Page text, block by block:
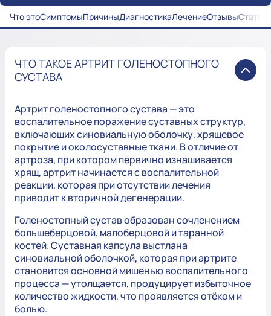
Что этоСимптомыПричиныДиагностикаЛечениеОтзывыСтатьи
ЧТО ТАКОЕ АРТРИТ ГОЛЕНОСТОПНОГО
СУСТАВА
Артрит голеностопного сустава — это
воспалительное поражение суставных структур,
включающих синовиальную оболочку, хрящевое
покрытие и околосуставные ткани. В отличие от
артроза, при котором первично изнашивается
хрящ, артрит начинается с воспалительной
реакции, которая при отсутствии лечения
приводит к вторичной дегенерации.
Голеностопный сустав образован сочленением
большеберцовой, малоберцовой и таранной
костей. Суставная капсула выстлана
синовиальной оболочкой, которая при артрите
становится основной мишенью воспалительного
процесса — утолщается, продуцирует избыточное
количество жидкости, что проявляется отёком и
болью.